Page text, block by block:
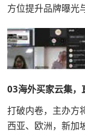
方位提升品牌曝光
03海外买家云集，
打破内卷，主办方
西亚、欧洲，新加